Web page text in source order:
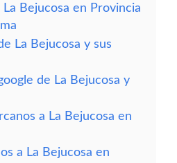
Bejucosa en Provincia
La Bejucosa y sus
de La Bejucosa y
a La Bejucosa en
a La Bejucosa en